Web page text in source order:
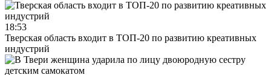
18:53
Тверская область входит в ТОП-20 по развитию креативных
индустрий